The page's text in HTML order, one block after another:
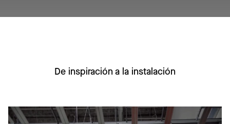
De inspiración a la instalación